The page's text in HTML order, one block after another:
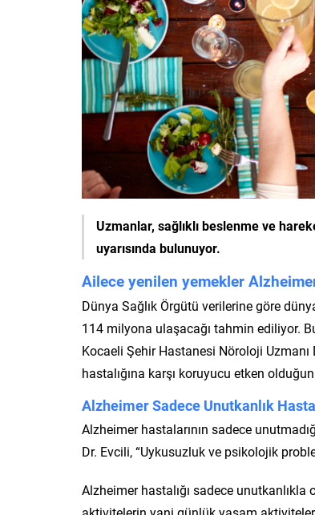
Uzmanlar, sağlıklı beslenme ve
uyarısında bulunuyor.
Ailece yenilen yemekler
Dünya Sağlık Örgütü verilerine göre
114 milyona ulaşacağı tahmin ediliyor.
Kocaeli Şehir Hastanesi Nöroloji
hastalığına karşı koruyucu etken
Alzheimer Sadece Unutkanlık
Alzheimer hastalarının sadece
Dr. Evcili, “Uykusuzluk ve psikolojik
Alzheimer hastalığı sadece